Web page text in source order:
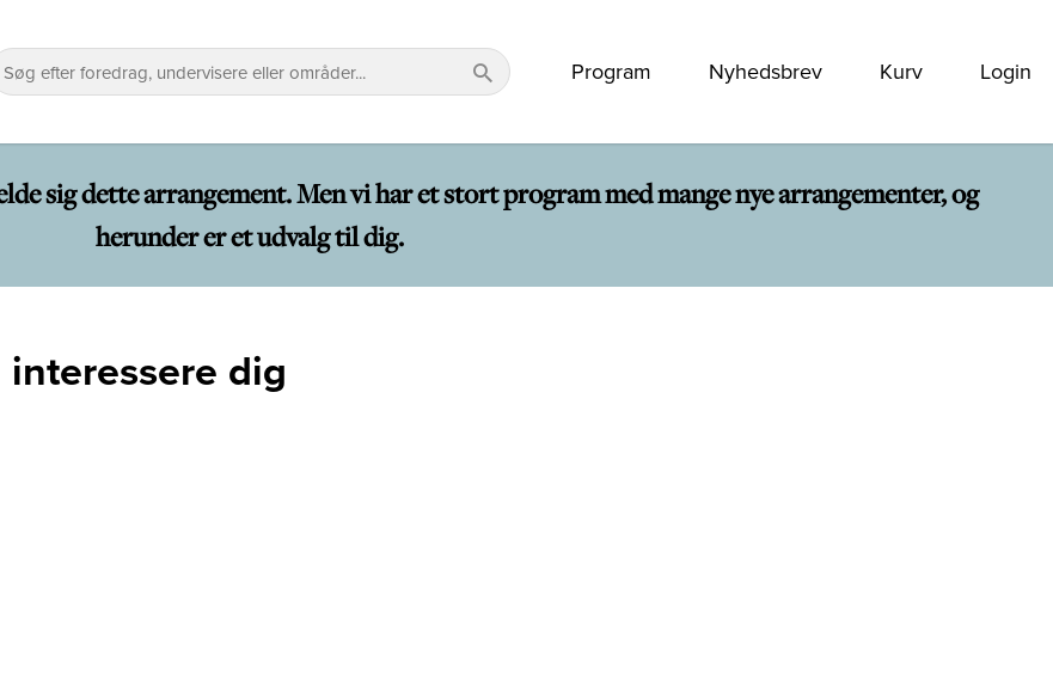
Program Nyhedsbrev Kurv Login
sig dette arrangement. Men vi har et stort program med mange nye arrangementer, og
herunder er et udvalg til dig.
dig